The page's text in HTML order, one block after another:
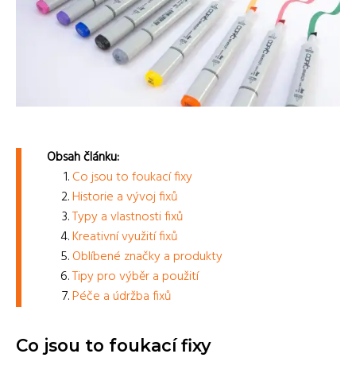
Obsah článku:
Co jsou to foukací fixy
Historie a vývoj fixů
Typy a vlastnosti fixů
Kreativní využití fixů
Oblíbené značky a produkty
Tipy pro výběr a použití
Péče a údržba fixů
Co jsou to foukací fixy